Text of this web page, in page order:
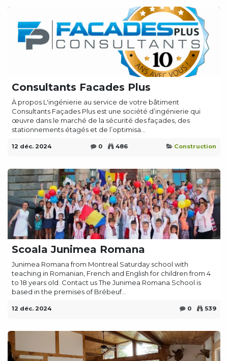
Consultants Facades Plus
À propos L'ingénierie au service de votre bâtiment
Consultants Façades Plus est une société d’ingénierie qui
œuvre dans le marché de la sécurité des façades, des
stationnements étagés et de l’optimisa...
12 déc. 2024 0 486 Construction
Scoala Junimea Romana
Junimea Romana from Montreal Saturday school with
teaching in Romanian, French and English for children from 4
to 18 years old. Contact us The Junimea Romana School is
based in the premises of Brébeuf...
12 déc. 2024 0 539